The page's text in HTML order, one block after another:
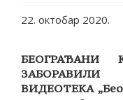
22. октобар 2020.
БЕОГРАЂАНИ
ЗАБОРАВИЛИ
ВИДЕОТЕКА